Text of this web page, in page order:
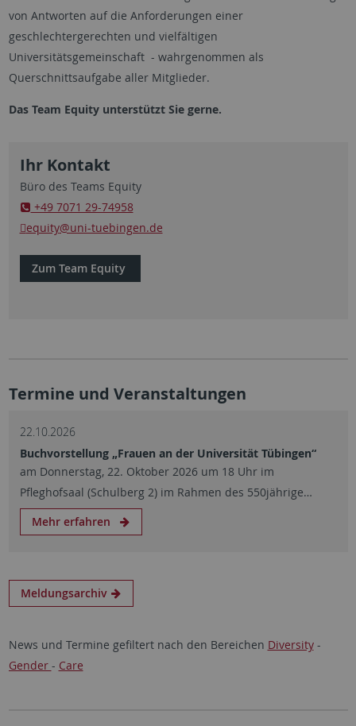
von Antworten auf die Anforderungen einer
geschlechtergerechten und vielfältigen
Universitätsgemeinschaft - wahrgenommen als
Querschnittsaufgabe aller Mitglieder.
Das Team Equity unterstützt Sie gerne.
Ihr Kontakt
Büro des Teams Equity
+49 7071 29-74958
equity@uni-tuebingen.de
Zum Team Equity
Termine und Veranstaltungen
22.10.2026
Buchvorstellung „Frauen an der Universität Tübingen“
am Donnerstag, 22. Oktober 2026 um 18 Uhr im
Pfleghofsaal (Schulberg 2) im Rahmen des 550jährige…
Mehr erfahren
Meldungsarchiv
News und Termine gefiltert nach den Bereichen Diversity-
Gender - Care